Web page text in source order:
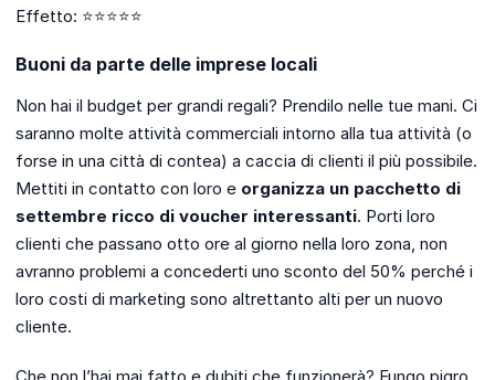
Effetto: ⭐⭐⭐⭐⭐
Buoni da parte delle imprese locali
Non hai il budget per grandi regali? Prendilo nelle tue mani. Ci
saranno molte attività commerciali intorno alla tua attività (o
forse in una città di contea) a caccia di clienti il ​​più possibile.
Mettiti in contatto con loro e organizza un pacchetto di
settembre ricco di voucher interessanti. Porti loro
clienti che passano otto ore al giorno nella loro zona, non
avranno problemi a concederti uno sconto del 50% perché i
loro costi di marketing sono altrettanto alti per un nuovo
cliente.